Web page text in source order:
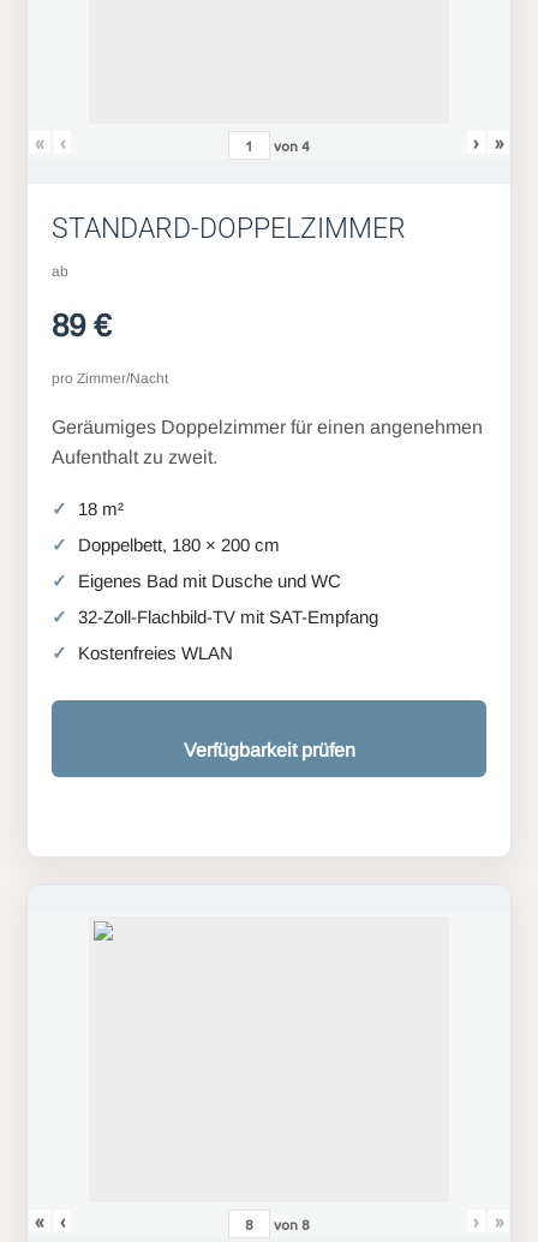
« ‹ von4 › »
STANDARD-DOPPELZIMMER
ab
89 €
pro Zimmer/Nacht
Geräumiges Doppelzimmer für einen angenehmen
Aufenthalt zu zweit.
18 m²
Doppelbett, 180 × 200 cm
Eigenes Bad mit Dusche und WC
32-Zoll-Flachbild-TV mit SAT-Empfang
Kostenfreies WLAN
Verfügbarkeit prüfen
« ‹ von8 › »